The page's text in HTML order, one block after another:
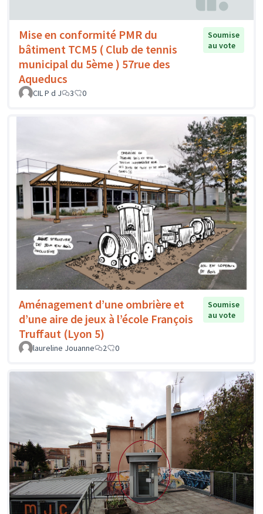
Mise en conformité PMR du
bâtiment TCM5 ( Club de tennis
municipal du 5ème ) 57rue des
Aqueducs
Soumise
au vote
CIL P d J 3 0
Aménagement d’une ombrière et
d’une aire de jeux à l’école François
Truffaut (Lyon 5)
Soumise
au vote
laureline Jouanne 2 0